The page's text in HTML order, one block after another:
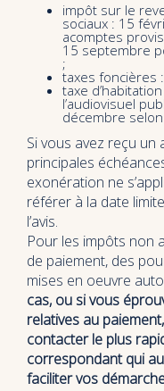
impôt sur le
sociaux : 15
acomptes
15 septembre
;
taxes foncières
taxe
l’audiovisuel
décembre
Si vous avez reçu un
principales
exonération ne
référer à la date
l’avis.
Pour les impôts non
de paiement, des
mises en oeuvre
cas, ou si vous
relatives au
contacter le plus
correspondant qui
faciliter vos